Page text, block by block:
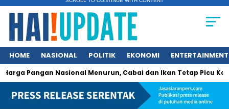
HOME NASIONAL POLITIK EKONOMI ENTERTAINMENT
Nasional Menurun, Cabai dan Ikan Tetap Picu